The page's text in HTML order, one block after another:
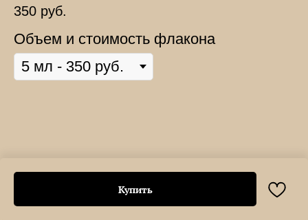
350 руб.
Объем и стоимость флакона
Купить